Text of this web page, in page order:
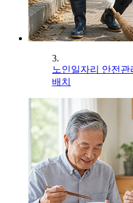
3.
노인일자리 안전관
배치